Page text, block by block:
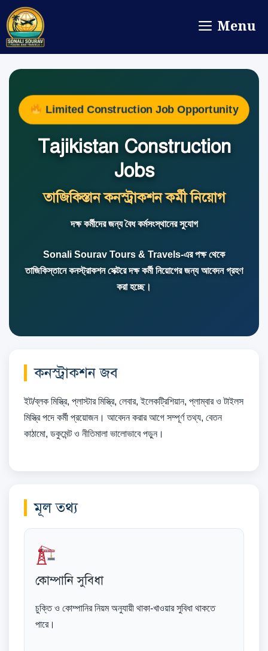
Menu
Limited Construction Job Opportunity
Tajikistan Construction
Jobs
তাজিকিস্তান কনস্ট্রাকশন কর্মী নিয়োগ
দক্ষ কর্মীদের জন্য বৈধ কর্মসংস্থানের সুযোগ
Sonali Sourav Tours & Travels-এর পক্ষ থেকে
তাজিকিস্তানে কনস্ট্রাকশন সেক্টরে দক্ষ কর্মী নিয়োগের জন্য আবেদন গ্রহণ
করা হচ্ছে।
কনস্ট্রাকশন জব
ইট/ব্লক মিস্ত্রি, প্লাস্টার মিস্ত্রি, লেবার, ইলেকট্রিশিয়ান, প্লাম্বার ও টাইলস
মিস্ত্রি পদে কর্মী প্রয়োজন। আবেদন করার আগে সম্পূর্ণ তথ্য, বেতন
কাঠামো, ডকুমেন্ট ও নীতিমালা ভালোভাবে পড়ুন।
মূল তথ্য
কোম্পানি সুবিধা
চুক্তি ও কোম্পানির নিয়ম অনুযায়ী থাকা-খাওয়ার সুবিধা থাকতে
পারে।